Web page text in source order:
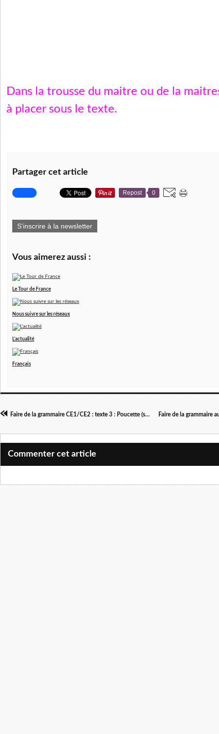
Dans la trousse du maitre ou de la
à placer sous le texte.
Partager cet article
Repost 0
S'inscrire à la newsletter
Vous aimerez aussi :
Le Tour de France
Nous suivre sur les réseaux
L'actualité
Français
Faire de la grammaire CE1/CE2 : texte 3 : Poucette (suite)
Commenter cet article